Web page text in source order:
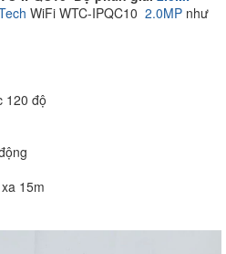
WiFi WTC-IPQC10 2.0MP như
120 độ
15m